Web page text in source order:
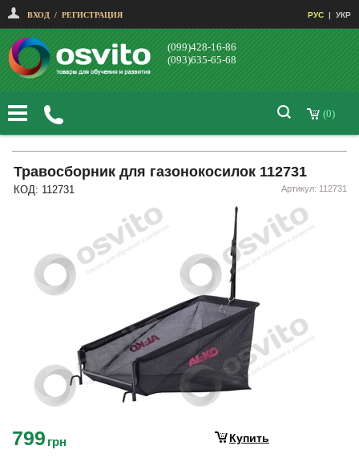
ВХОД / РЕГИСТРАЦИЯ РУС | УКР
(099)428-16-86
(093)635-65-68
(0)
Травосборник для газонокосилок 112731
КОД: 112731 Артикул: 112731
799 грн Купить